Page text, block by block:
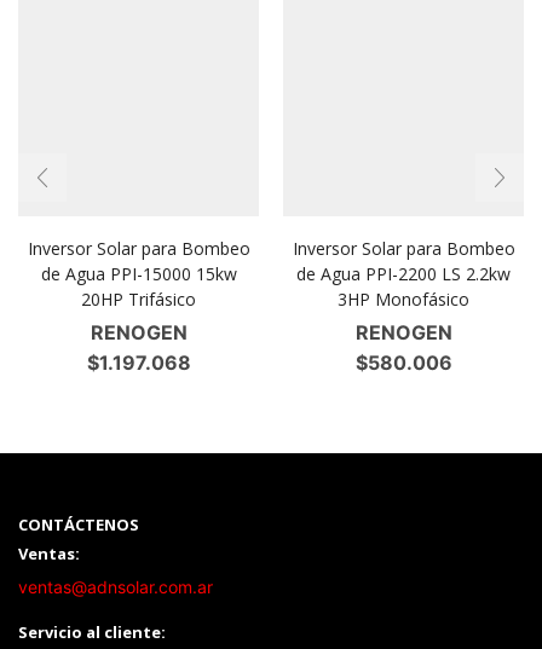
Inversor Solar para Bombeo
de Agua PPI-15000 15kw
20HP Trifásico
RENOGEN
$1.197.068
Inversor Solar para Bombeo
de Agua PPI-2200 LS 2.2kw
3HP Monofásico
RENOGEN
$580.006
CONTÁCTENOS
Ventas:
ventas@adnsolar.com.ar
Servicio al cliente: